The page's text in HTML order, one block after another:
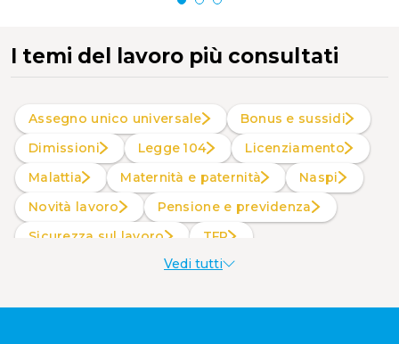
I temi del lavoro più consultati
Assegno unico universale
Bonus e sussidi
Dimissioni
Legge 104
Licenziamento
Malattia
Maternità e paternità
Naspi
Novità lavoro
Pensione e previdenza
Sicurezza sul lavoro
TFR
Vedi tutti